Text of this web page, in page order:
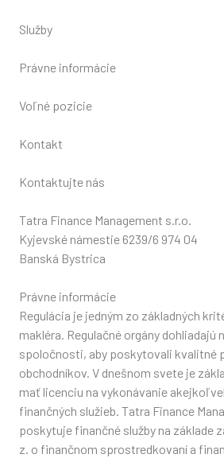
Služby
Právne informácie
Voľné pozicie
Kontakt
Kontaktujte nás
Tatra Finance Management s.r.o.
Kyjevské námestie 6239/6 974 04
Banská Bystrica
Právne informácie
Regulácia je jedným zo základných
makléra. Regulačné orgány dohliadajú
spoločnosti, aby poskytovali kvalitné
obchodníkov. V dnešnom svete je
mať licenciu na vykonávanie
finančných služieb. Tatra Finance
poskytuje finančné služby na základe
z. o finančnom sprostredkovaní a